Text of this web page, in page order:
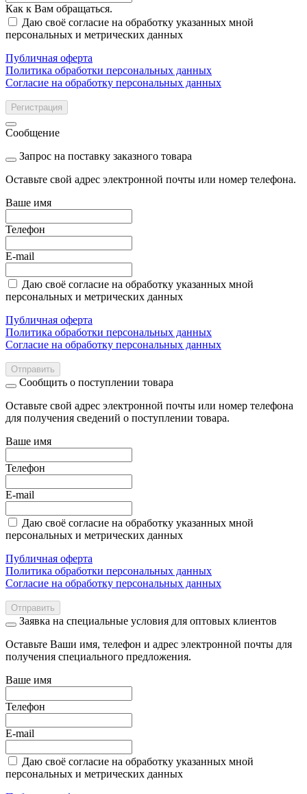
Как к Вам обращаться.
Даю своё согласие на обработку указанных мной
персональных и метрических данных
Публичная оферта
Политика обработки персональных данных
Согласие на обработку персональных данных
Регистрация
Сообщение
Запрос на поставку заказного товара
Оставьте свой адрес электронной почты или номер телефона.
Ваше имя
Телефон
E-mail
Даю своё согласие на обработку указанных мной
персональных и метрических данных
Публичная оферта
Политика обработки персональных данных
Согласие на обработку персональных данных
Отправить
Сообщить о поступлении товара
Оставьте свой адрес электронной почты или номер телефона
для получения сведений о поступлении товара.
Ваше имя
Телефон
E-mail
Даю своё согласие на обработку указанных мной
персональных и метрических данных
Публичная оферта
Политика обработки персональных данных
Согласие на обработку персональных данных
Отправить
Заявка на специальные условия для оптовых клиентов
Оставьте Ваши имя, телефон и адрес электронной почты для
получения специального предложения.
Ваше имя
Телефон
E-mail
Даю своё согласие на обработку указанных мной
персональных и метрических данных